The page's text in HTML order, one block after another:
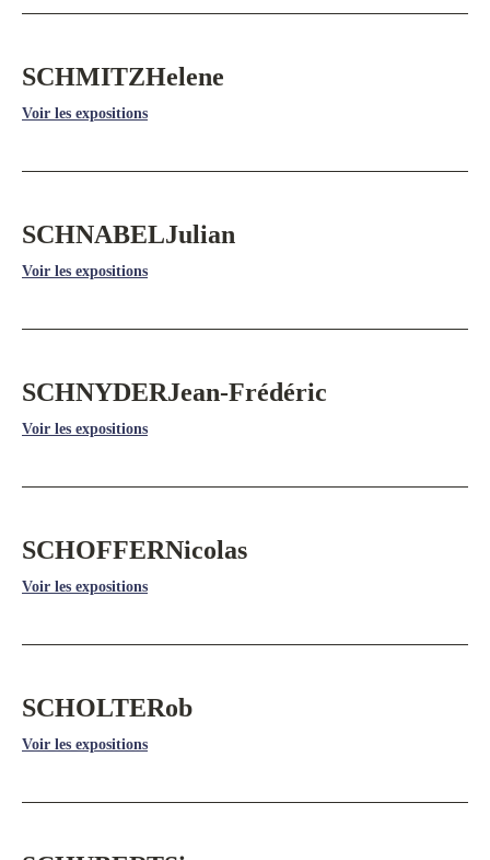
SCHMITZHelene
Voir les expositions
SCHNABELJulian
Voir les expositions
SCHNYDERJean-Frédéric
Voir les expositions
SCHOFFERNicolas
Voir les expositions
SCHOLTERob
Voir les expositions